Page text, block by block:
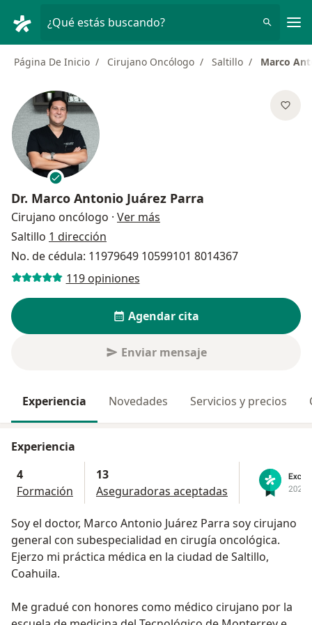
¿Qué estás buscando?
Página De Inicio Cirujano Oncólogo Saltillo Marco
Dr. Marco Antonio Juárez Parra
Cirujano oncólogo · Ver más
Saltillo 1 dirección
No. de cédula: 11979649 10599101 8014367
119 opiniones
Agendar cita
Enviar mensaje
Experiencia Novedades Servicios y precios
Experiencia
4
Formación
13
Aseguradoras aceptadas
Soy el doctor, Marco Antonio Juárez Parra soy cirujano
general con subespecialidad en cirugía oncológica.
Ejerzo mi práctica médica en la ciudad de Saltillo,
Coahuila.
Me gradué con honores como médico cirujano por la